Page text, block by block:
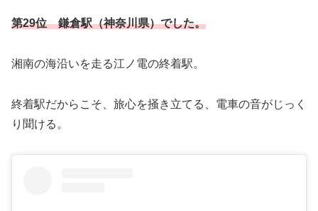
第29位 鎌倉駅（神奈川県）でした。
湘南の海沿いを走る江ノ電の終着駅。
終着駅だからこそ、旅心を掻き立てる、電車の音がじっく
り聞ける。